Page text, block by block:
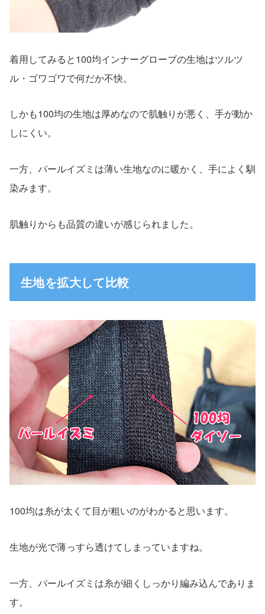
着用してみると100均インナーグローブの生地はツルツ
ル・ゴワゴワで何だか不快。
しかも100均の生地は厚めなので肌触りが悪く、手が動か
しにくい。
一方、パールイズミは薄い生地なのに暖かく、手によく馴
染みます。
肌触りからも品質の違いが感じられました。
生地を拡大して比較
100均は糸が太くて目が粗いのがわかると思います。
生地が光で薄っすら透けてしまっていますね。
一方、パールイズミは糸が細くしっかり編み込んでありま
す。